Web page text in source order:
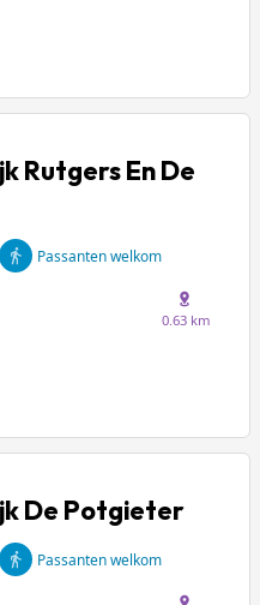
Rutgers En De
Passanten welkom
0.63 km
De Potgieter
Passanten welkom